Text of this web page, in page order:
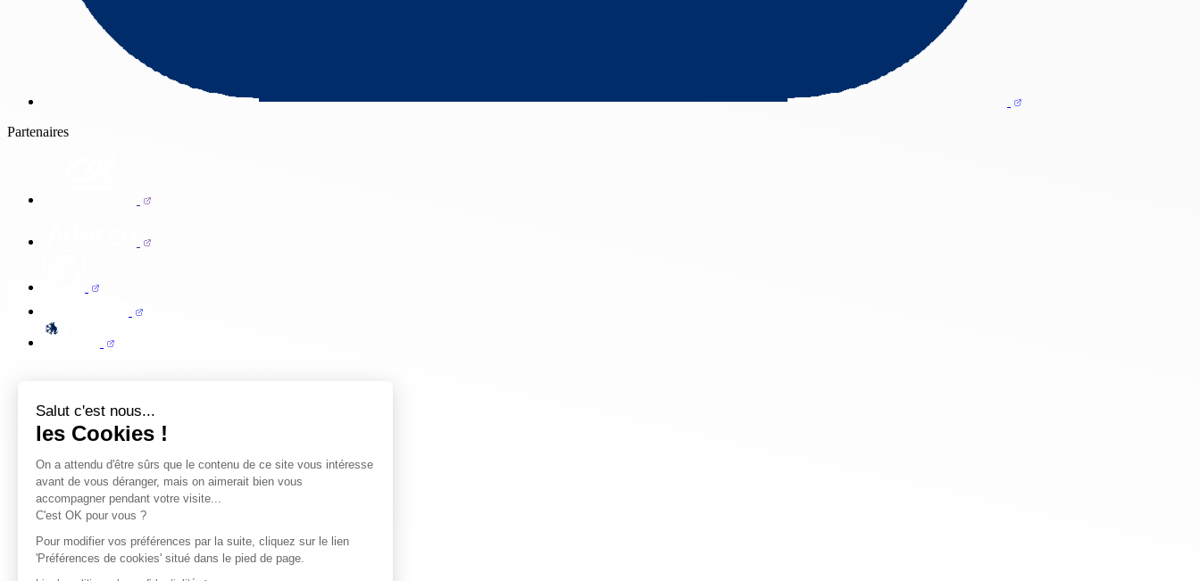
Salut c'est nous...
les Cookies !
On a attendu d'être sûrs que le contenu de ce site vous intéresse
avant de vous déranger, mais on aimerait bien vous
accompagner pendant votre visite...
C'est OK pour vous ?
Pour modifier vos préférences par la suite, cliquez sur le lien
'Préférences de cookies' situé dans le pied de page.
Partenaires